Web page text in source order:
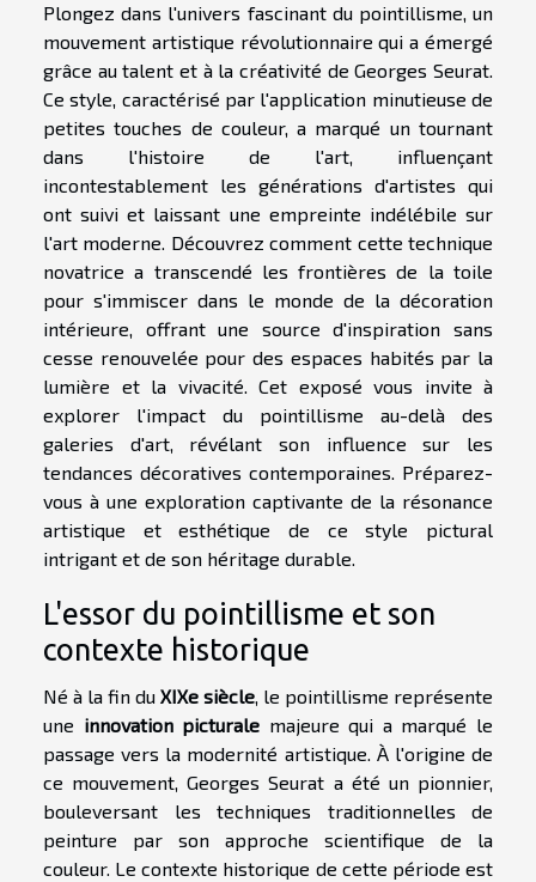
Plongez dans l'univers fascinant du pointillisme, un
mouvement artistique révolutionnaire qui a émergé
grâce au talent et à la créativité de Georges Seurat.
Ce style, caractérisé par l'application minutieuse de
petites touches de couleur, a marqué un tournant
dans l'histoire de l'art, influençant
incontestablement les générations d'artistes qui
ont suivi et laissant une empreinte indélébile sur
l'art moderne. Découvrez comment cette technique
novatrice a transcendé les frontières de la toile
pour s'immiscer dans le monde de la décoration
intérieure, offrant une source d'inspiration sans
cesse renouvelée pour des espaces habités par la
lumière et la vivacité. Cet exposé vous invite à
explorer l'impact du pointillisme au-delà des
galeries d'art, révélant son influence sur les
tendances décoratives contemporaines. Préparez-
vous à une exploration captivante de la résonance
artistique et esthétique de ce style pictural
intrigant et de son héritage durable.
L'essor du pointillisme et son
contexte historique
Né à la fin du XIXe siècle , le pointillisme représente
une innovation picturale majeure qui a marqué le
passage vers la modernité artistique. À l'origine de
ce mouvement, Georges Seurat a été un pionnier,
bouleversant les techniques traditionnelles de
peinture par son approche scientifique de la
couleur. Le contexte historique de cette période est